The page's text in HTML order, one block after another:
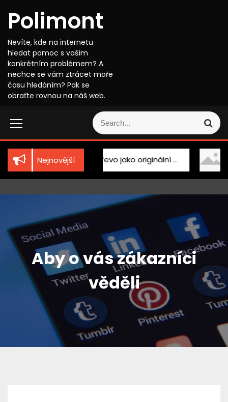
t
Polimont
Nevíte, kde na internetu
hledat pomoc s vaším
konkrétním problémem? A
nechce se vám ztrácet moře
času hledáním? Pak se
obraťte rovnou na náš web.
S
e
a
o
r
S
a
r
c
h
NejnovějšíDřevo jako originální doplněk
Aby o vás zákazníci
věděli